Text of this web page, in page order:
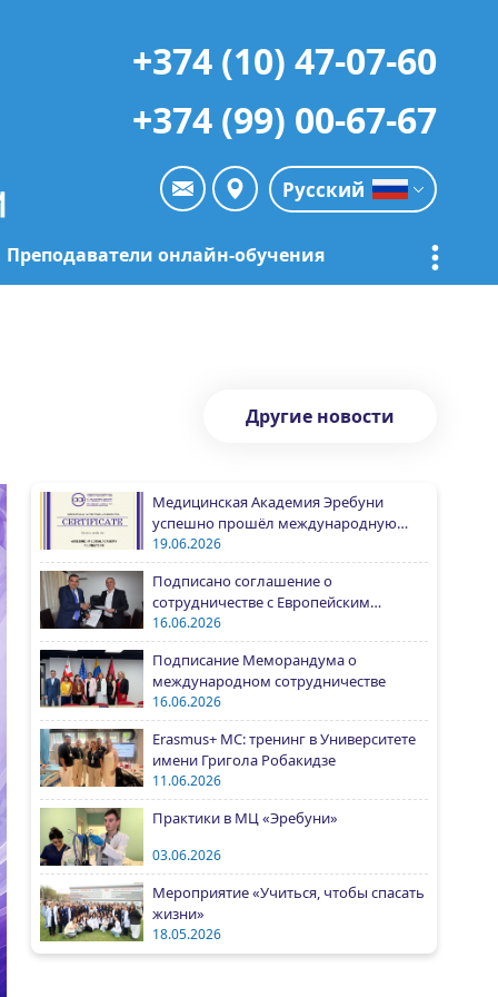
+374 (10) 47-07-60
+374 (99) 00-67-67
Русский
Преподаватели онлайн-обучения
Другие новости
Медицинская Академия Эребуни
успешно прошёл международную
аккредитацию IAAR
19.06.2026
Подписано соглашение о
сотрудничестве с Европейским
университетом Армении
16.06.2026
Подписание Меморандума о
международном сотрудничестве
16.06.2026
Erasmus+ MC: тренинг в Университете
имени Григола Робакидзе
11.06.2026
Практики в МЦ «Эребуни»
03.06.2026
Мероприятие «Учиться, чтобы спасать
жизни»
18.05.2026